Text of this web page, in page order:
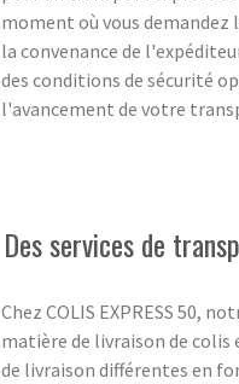
moment où vous
la convenance de
des conditions de sécurité
l'avancement de votre
Des services de
Chez COLIS EXPRESS 50,
matière de livraison de colis
de livraison différentes en